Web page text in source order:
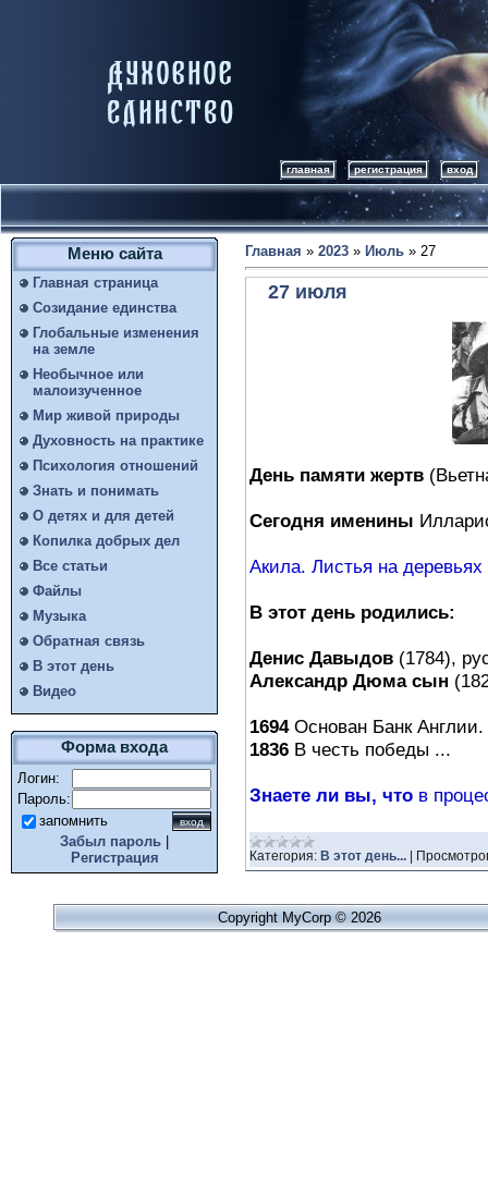
главная регистрация вход
Меню сайта
Главная страница
Созидание единства
Глобальные изменения
на земле
Необычное или
малоизученное
Мир живой природы
Духовность на практике
Психология отношений
Знать и понимать
О детях и для детей
Копилка добрых дел
Все статьи
Файлы
Музыка
Обратная связь
В этот день
Видео
Форма входа
Логин:
Пароль:
запомнить
Забыл пароль
Регистрация
Главная » 2023 » Июль » 27
27 июля
День памяти жертв
Сегодня именины
Акила. Листья на
В этот день родились:
Денис Давыдов (1784),
Александр Дюма сын
1694Основан Банк Англии.
1836 В честь победы ...
Знаете ли вы, что в
Категория: В этот день...
Copyright MyCorp © 2026